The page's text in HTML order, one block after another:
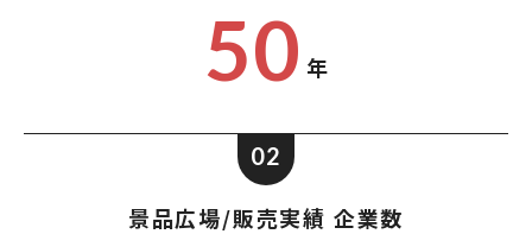
50 年
02
景品広場/販売実績 企業数